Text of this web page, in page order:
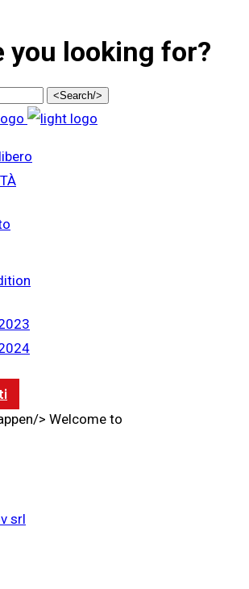
you looking for?
<Search/>
> Welcome to
srl